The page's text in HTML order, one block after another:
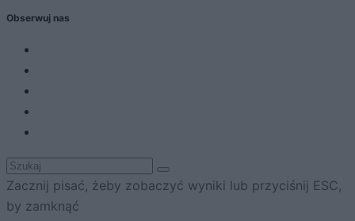
Obserwuj nas
Zacznij pisać, żeby zobaczyć wyniki lub przyciśnij ESC,
by zamknąć